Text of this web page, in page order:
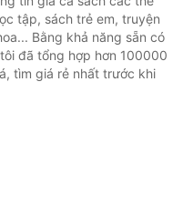
tập, sách trẻ em, truyện
Bằng khả năng sẵn có
đã tổng hợp hơn 100000
tìm giá rẻ nhất trước khi